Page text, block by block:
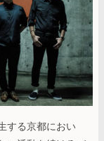
する京都におい